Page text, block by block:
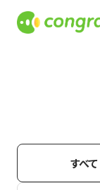
すべて